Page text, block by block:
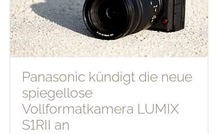
Panasonic kündigt die neue
spiegellose
Vollformatkamera LUMIX
S1RII an